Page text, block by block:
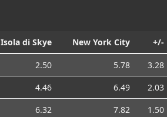
Isola di Skye New York City +/-
2.50 5.78
3.28
4.46 6.49
2.03
6.32 7.82
1.50